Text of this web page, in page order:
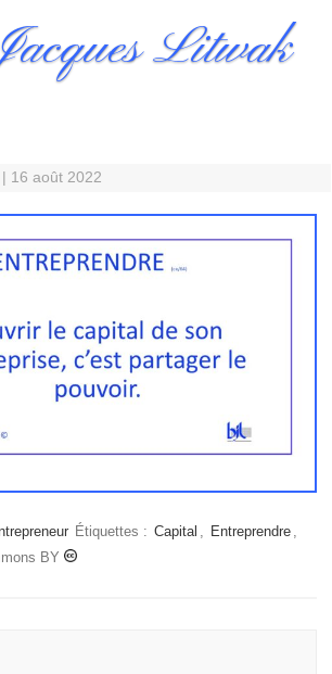
Litwak
| 16 août 2022
Étiquettes : Capital Entreprendre
BY